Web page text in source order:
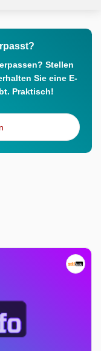
Stellen
Sie eine E-
Praktisch!